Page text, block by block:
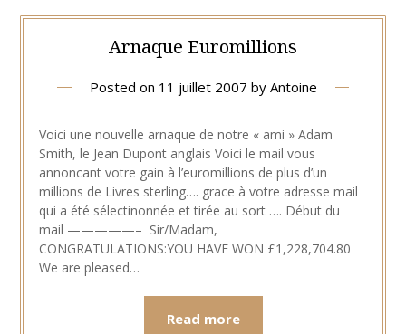
Arnaque Euromillions
Posted on 11 juillet 2007 by Antoine
Voici une nouvelle arnaque de notre « ami » Adam
Smith, le Jean Dupont anglais Voici le mail vous
annoncant votre gain à l’euromillions de plus d’un
millions de Livres sterling…. grace à votre adresse mail
qui a été sélectinonnée et tirée au sort …. Début du
mail —————– Sir/Madam,
CONGRATULATIONS:YOU HAVE WON £1,228,704.80
We are pleased…
Read more